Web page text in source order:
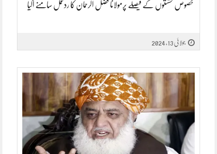
مخصوص نشستوں کے فیصلے پرمولانا فضل الرحمان کا ردعمل سامنے آگیا
جولائی 13, 2024